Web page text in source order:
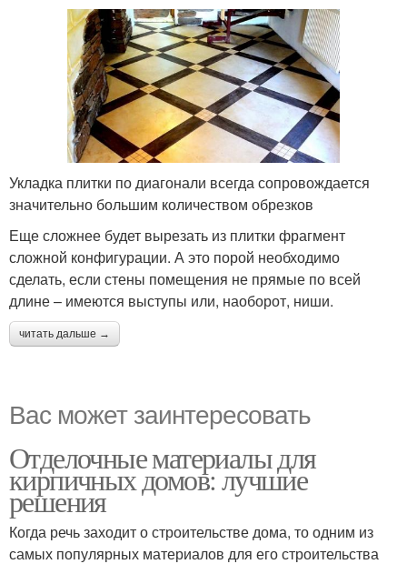
Укладка плитки по диагонали всегда сопровождается
значительно большим количеством обрезков
Еще сложнее будет вырезать из плитки фрагмент
сложной конфигурации. А это порой необходимо
сделать, если стены помещения не прямые по всей
длине – имеются выступы или, наоборот, ниши.
читать дальше →
Вас может заинтересовать
Отделочные материалы для
кирпичных домов: лучшие
решения
Когда речь заходит о строительстве дома, то одним из
самых популярных материалов для его строительства